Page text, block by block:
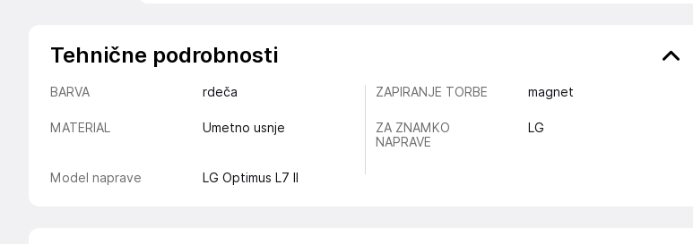
Tehnične podrobnosti
BARVA rdeča ZAPIRANJE TORBE magnet
MATERIAL Umetno usnje
ZA ZNAMKO
NAPRAVE
LG
Model naprave LG Optimus L7 II